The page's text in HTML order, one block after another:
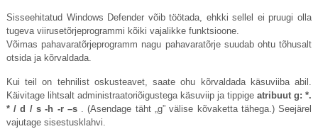
Sisseehitatud Windows Defender võib töötada, ehkki sellel ei pruugi olla
tugeva viirusetõrjeprogrammi kõiki vajalikke funktsioone.
Võimas pahavaratõrjeprogramm nagu pahavaratõrje suudab ohtu tõhusalt
otsida ja kõrvaldada.
Kui teil on tehnilist oskusteavet, saate ohu kõrvaldada käsuviiba abil.
Käivitage lihtsalt administraatoriõigustega käsuviip ja tippigeatribuut g: *.
* / d / s -h -r –s. (Asendage täht „g” välise kõvaketta tähega.) Seejärel
vajutage sisestusklahvi.